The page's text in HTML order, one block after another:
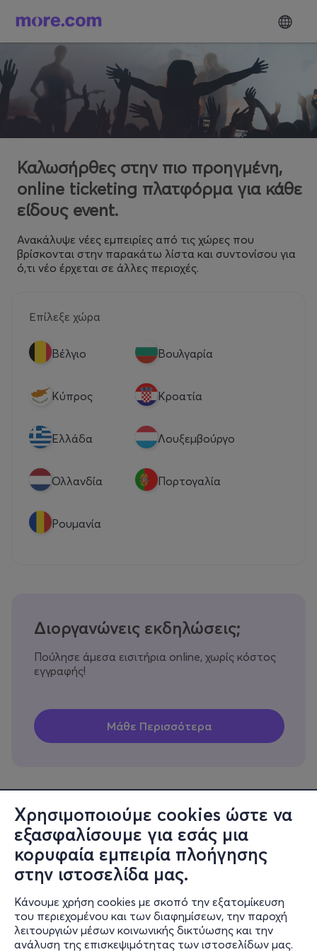
Χρησιμοποιούμε cookies ώστε να
εξασφαλίσουμε για εσάς μια
κορυφαία εμπειρία πλοήγησης
στην ιστοσελίδα μας.
Κάνουμε χρήση cookies με σκοπό την εξατομίκευση
του περιεχομένου και των διαφημίσεων, την παροχή
λειτουργιών μέσων κοινωνικής δικτύωσης και την
ανάλυση της επισκεψιμότητας των ιστοσελίδων μας.
Καλωσήρθες στην πιο προηγμένη,
online ticketing πλατφόρμα για κάθε
είδους event.
Ανακάλυψε νέες εμπειρίες από τις χώρες που
βρίσκονται στην παρακάτω λίστα και συντονίσου για
ό,τι νέο έρχεται σε άλλες περιοχές.
Επίλεξε χώρα
Βέλγιο Βουλγαρία
Κύπρος Κροατία
Eλλάδα Λουξεμβούργο
Ολλανδία Πορτογαλία
Ρουμανία
Διοργανώνεις εκδηλώσεις;
Πούλησε άμεσα εισιτήρια online, χωρίς κόστος
εγγραφής!
Πληροφορίες
Υποστήριξη
Stay Connected